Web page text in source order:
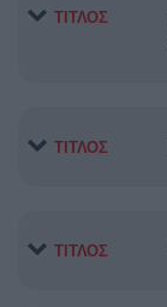
ΤΙΤΛΟΣ
ΤΙΤΛΟΣ
ΤΙΤΛΟΣ